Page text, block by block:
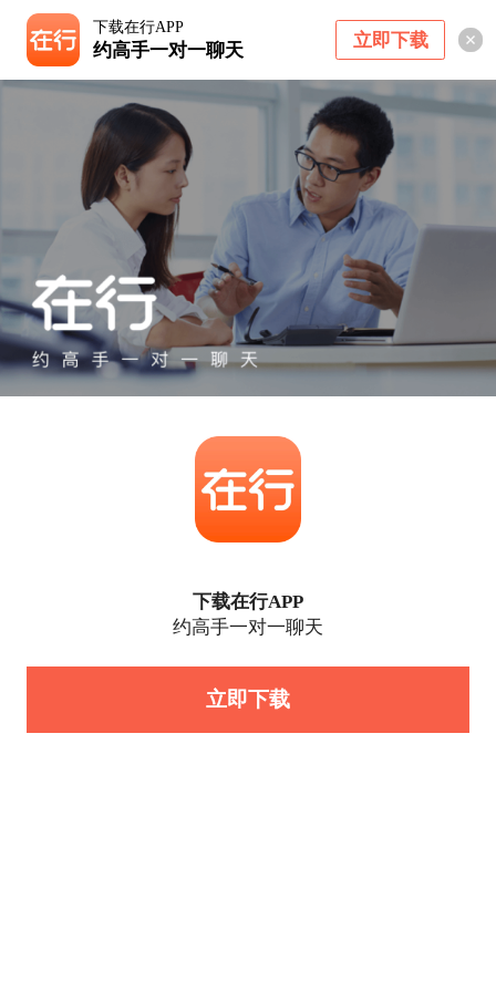
下载在行APP
约高手一对一聊天 立即下载
下载在行APP
约高手一对一聊天
立即下载